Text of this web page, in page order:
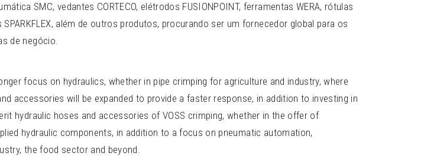
SMC, vedantes CORTECO, elétrodos FUSIONPOINT, ferramentas WERA, rótulas
SPARKFLEX, além de outros produtos, procurando ser um fornecedor global para os
de negócio.
focus on hydraulics, whether in pipe crimping for agriculture and industry, where
accessories will be expanded to provide a faster response, in addition to investing in
hydraulic hoses and accessories of VOSS crimping, whether in the offer of
hydraulic components, in addition to a focus on pneumatic automation,
the food sector and beyond.